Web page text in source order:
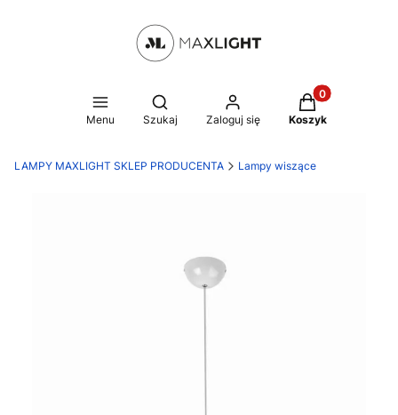
Menu
Otwórz wyszukiwarkę
Szukaj Zaloguj się
Produkty w
Koszyk
LAMPY MAXLIGHT SKLEP PRODUCENTA Lampy wiszące